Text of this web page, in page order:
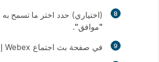
8 (اختياري) حدد اختر ما تسمح به
"موافق".
9 في صفحة بث اجتماع Webex إلى Facebook Live، قم بضبط إعداداتك، وحدد